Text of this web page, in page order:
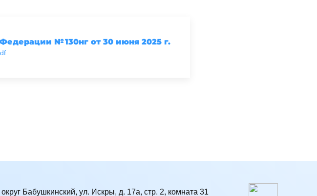
№ 130нг от 30 июня 2025 г.
Бабушкинский, ул. Искры, д. 17а, стр. 2, комната 31